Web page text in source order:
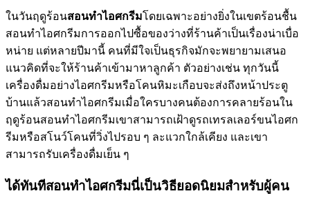
ในวันฤดูร้อนสอนทำไอศกรีมโดยเฉพาะอย่างยิ่งในเขตร้อนชื้น
สอนทำไอศกรีมการออกไปซื้อของว่างที่ร้านค้าเป็นเรื่องน่าเบื่อ
หน่าย แต่หลายปีมานี้ คนที่มีใจเป็นธุรกิจมักจะพยายามเสนอ
แนวคิดที่จะให้ร้านค้าเข้ามาหาลูกค้า ตัวอย่างเช่น ทุกวันนี้
เครื่องดื่มอย่างไอศกรีมหรือโคนหิมะเกือบจะส่งถึงหน้าประตู
บ้านแล้วสอนทำไอศกรีมเมื่อใครบางคนต้องการคลายร้อนใน
ฤดูร้อนสอนทำไอศกรีมเขาสามารถเฝ้าดูรถเทรลเลอร์ขนไอศก
รีมหรือสโนว์โคนที่วิ่งไปรอบ ๆ ละแวกใกล้เคียง และเขา
สามารถรับเครื่องดื่มเย็น ๆ
ได้ทันทีสอนทำไอศกรีมนี่เป็นวิธียอดนิยมสำหรับผู้คน